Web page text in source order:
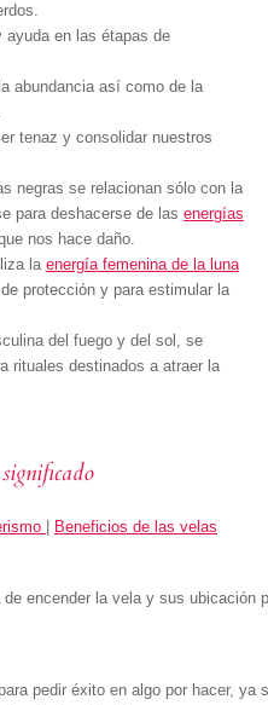
en las étapas de
abundancia así como de la
tenaz y consolidar nuestros
negras se relacionan sólo con la
para deshacerse de las energías
nos hace daño.
la energía femenina de la luna
protección y para estimular la
del fuego y del sol, se
rituales destinados a atraer la
| Beneficios de las velas
encender la vela y sus
pedir éxito en algo por hacer,